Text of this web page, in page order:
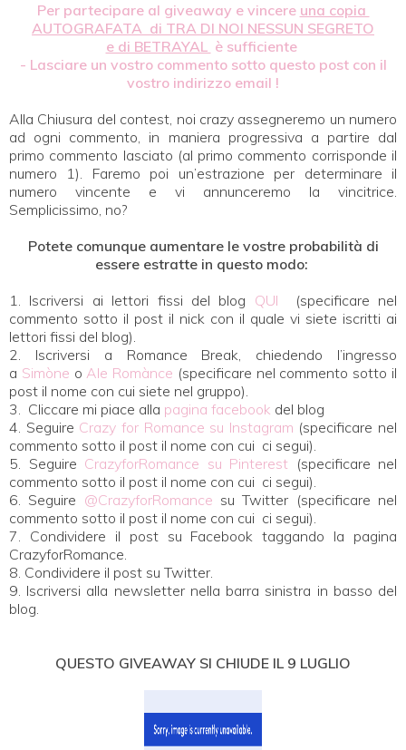
Per partecipare al giveaway e vincere una copia
AUTOGRAFATA di TRA DI NOI NESSUN SEGRETO
e di BETRAYAL è sufficiente
- Lasciare un vostro commento sotto questo post con il
vostro indirizzo email !
Alla Chiusura del contest, noi crazy assegneremo un numero
ad ogni commento, in maniera progressiva a partire dal
primo commento lasciato (al primo commento corrisponde il
numero 1). Faremo poi un’estrazione per determinare il
numero vincente e vi annunceremo la vincitrice.
Semplicissimo, no?
Potete comunque aumentare le vostre probabilità di
essere estratte in questo modo:
1. Iscriversi ai lettori fissi del blog QUI (specificare nel
commento sotto il post il nick con il quale vi siete iscritti ai
lettori fissi del blog).
2. Iscriversi a Romance Break, chiedendo l’ingresso
a Simòne oAle Romànce (specificare nel commento sotto il
post il nome con cui siete nel gruppo).
3. Cliccare mi piace alla pagina facebook del blog
4. Seguire Crazy for Romance su Instagram (specificare nel
commento sotto il post il nome con cui ci segui).
5. Seguire CrazyforRomance su Pinterest (specificare nel
commento sotto il post il nome con cui ci segui).
6. Seguire @CrazyforRomance su Twitter (specificare nel
commento sotto il post il nome con cui ci segui).
7. Condividere il post su Facebook taggando la pagina
CrazyforRomance.
8. Condividere il post su Twitter.
9. Iscriversi alla newsletter nella barra sinistra in basso del
blog.
QUESTO GIVEAWAY SI CHIUDE IL 9 LUGLIO